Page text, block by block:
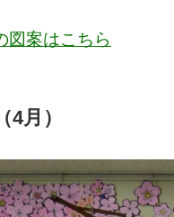
図案はこちら
月）